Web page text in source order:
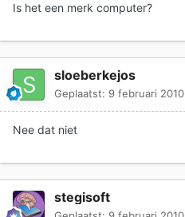
Is het een merk computer?
sloeberkejos
Geplaatst: 9 februari 2010
Nee dat niet
stegisoft